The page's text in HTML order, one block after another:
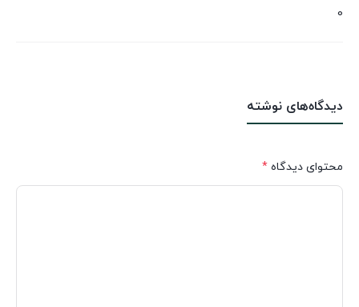
0
دیدگاه‌های نوشته
محتوای دیدگاه *